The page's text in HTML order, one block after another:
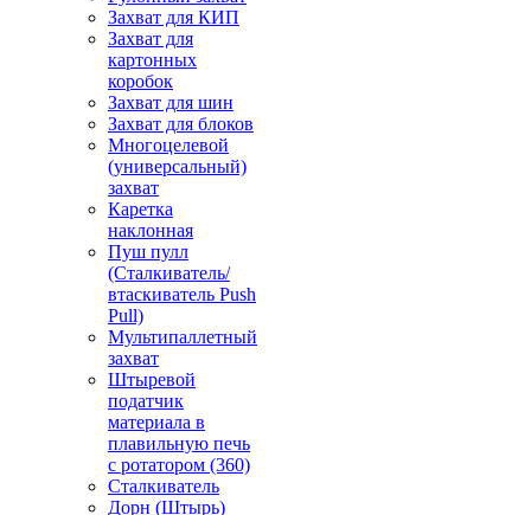
Захват для КИП
Захват для
картонных
коробок
Захват для шин
Захват для блоков
Многоцелевой
(универсальный)
захват
Каретка
наклонная
Пуш пулл
(Сталкиватель/
втаскиватель Push
Pull)
Мультипаллетный
захват
Штыревой
податчик
материала в
плавильную печь
с ротатором (360)
Сталкиватель
Дорн (Штырь)